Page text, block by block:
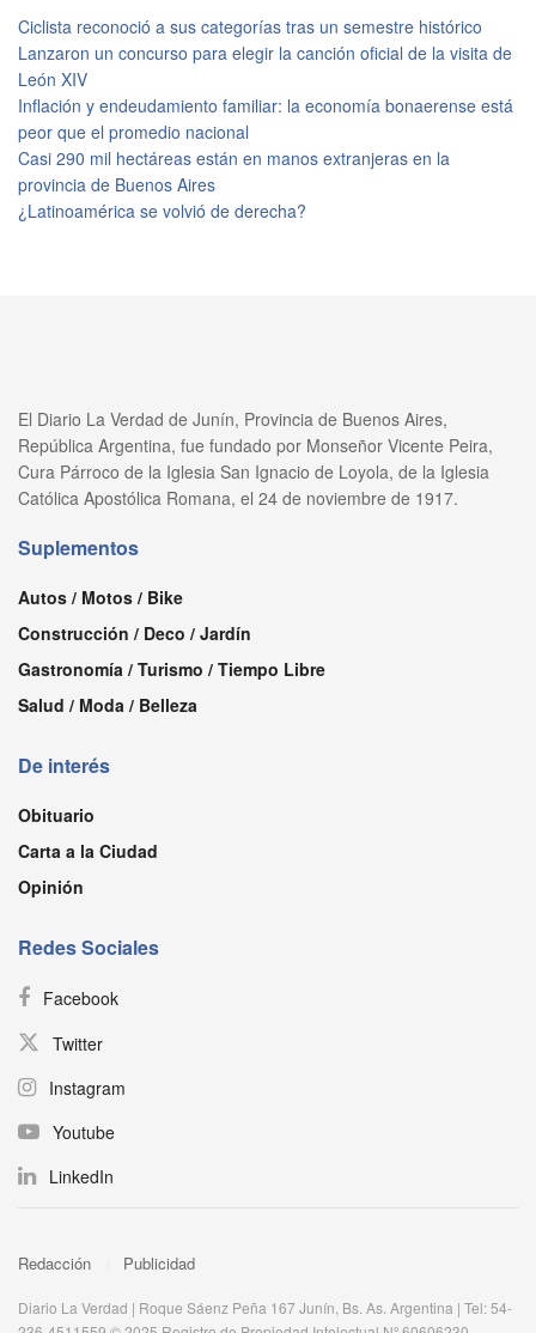
Ciclista reconoció a sus categorías tras un semestre histórico
Lanzaron un concurso para elegir la canción oficial de la visita de
León XIV
Inflación y endeudamiento familiar: la economía bonaerense está
peor que el promedio nacional
Casi 290 mil hectáreas están en manos extranjeras en la
provincia de Buenos Aires
¿Latinoamérica se volvió de derecha?
El Diario La Verdad de Junín, Provincia de Buenos Aires,
República Argentina, fue fundado por Monseñor Vicente Peira,
Cura Párroco de la Iglesia San Ignacio de Loyola, de la Iglesia
Católica Apostólica Romana, el 24 de noviembre de 1917.
Suplementos
Autos / Motos / Bike
Construcción / Deco / Jardín
Gastronomía / Turismo / Tiempo Libre
Salud / Moda / Belleza
De interés
Obituario
Carta a la Ciudad
Opinión
Redes Sociales
Facebook
Twitter
Instagram
Youtube
LinkedIn
Redacción Publicidad
Diario La Verdad | Roque Sáenz Peña 167 Junín, Bs. As. Argentina | Tel: 54-